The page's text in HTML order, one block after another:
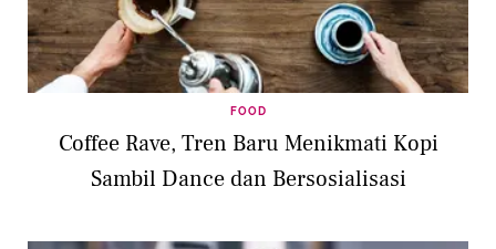
FOOD
Coffee Rave, Tren Baru Menikmati Kopi
Sambil Dance dan Bersosialisasi